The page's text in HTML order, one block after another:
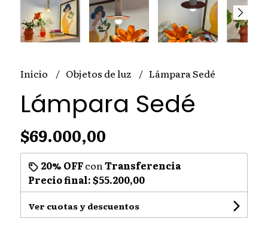
Inicio Objetos de luz Lámpara Sedé
Lámpara Sedé
$69.000,00
20% OFFcon Transferencia
Precio final:$55.200,00
Ver cuotas y descuentos